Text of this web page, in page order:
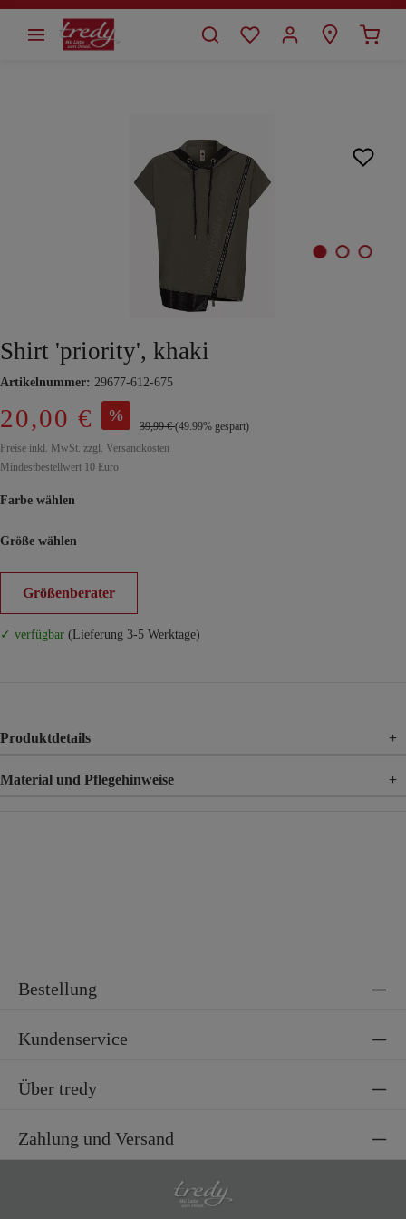
springen
Shirt 'priority', khaki
Artikelnummer: 29677-612-675
20,00 € %
39,99 €(49.99% gespart)
Preise inkl. MwSt. zzgl. Versandkosten
Mindestbestellwert 10 Euro
Farbe wählen
Größe wählen
Größenberater
✓ verfügbar (Lieferung 3-5 Werktage)
Produktdetails +
Material und Pflegehinweise +
Bestellung
Kundenservice
Über tredy
Zahlung und Versand